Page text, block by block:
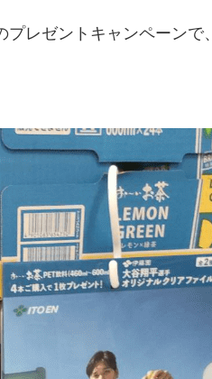
レゼントキャンペーンで